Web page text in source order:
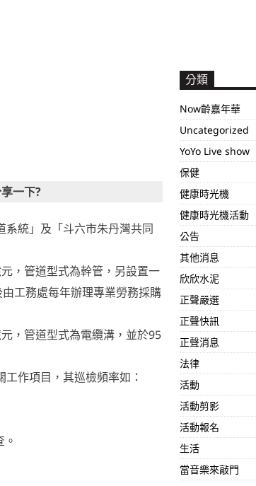
一下?
統」及「斗六市朱丹灣共同
，管道型式為幹管，另設置一
工務處每年辦理專業勞務採購
，管道型式為電纜溝，並於95
作項目，其巡檢頻率如：
分類
Now齡嘉年華
Uncategorized
YoYo Live show
保健
健康時光機
健康時光機活動
公告
其他消息
欣欣水泥
正聲嚴選
正聲快訊
正聲消息
法律
活動
活動剪影
活動報名
生活
當音樂來敲門